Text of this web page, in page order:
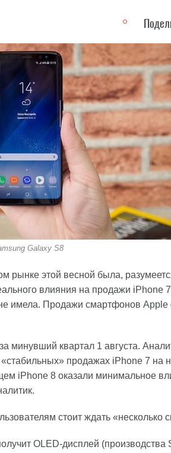
Galaxy S8
рынке этой весной была,
влияния на продажи iPhone
имела. Продажи смартфонов Apple
минувший квартал 1 августа.
продажах iPhone 7 на
iPhone 8 оказали минимальное
стоит ждать «несколько
OLED-дисплей (производства